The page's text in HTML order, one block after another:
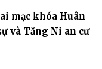
mạc khóa Huân
và Tăng Ni an cư